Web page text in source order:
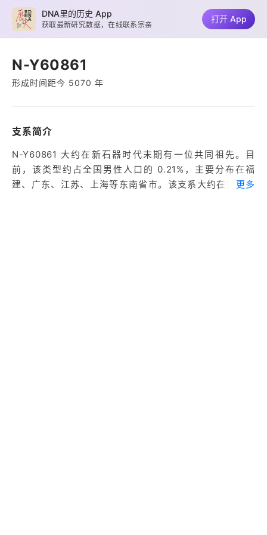
N-Y60861
形成时间距今 5070 年
支系简介
N-Y60861 大约在新石器时代末期有一位共同祖先。目
前，该类型约占全国男性人口的 0.21%，主要分布在福
建、广东、江苏、上海等东南省市。该支系大约在南北朝
更多
DNA里的历史 App
获取最新研究数据，在线联系宗亲
打开 App